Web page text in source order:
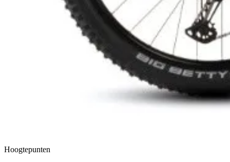
Hoogtepunten